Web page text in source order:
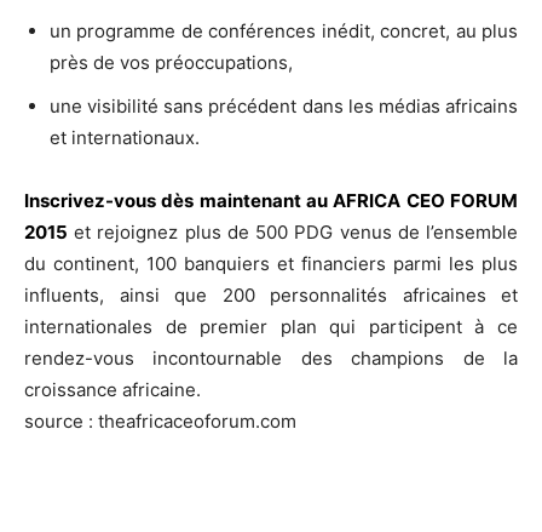
un programme de conférences inédit, concret, au plus
près de vos préoccupations,
une visibilité sans précédent dans les médias africains
et internationaux.
Inscrivez-vous dès maintenant au AFRICA CEO FORUM
2015 et rejoignez plus de 500 PDG venus de l’ensemble
du continent, 100 banquiers et financiers parmi les plus
influents, ainsi que 200 personnalités africaines et
internationales de premier plan qui participent à ce
rendez-vous incontournable des champions de la
croissance africaine.
source : theafricaceoforum.com